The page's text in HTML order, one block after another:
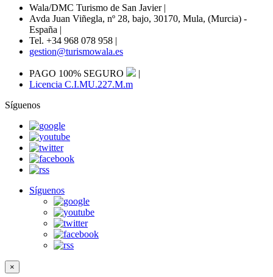
Wala/DMC Turismo de San Javier |
Avda Juan Viñegla, nº 28, bajo, 30170, Mula, (Murcia) -
España |
Tel. +34 968 078 958 |
gestion@turismowala.es
PAGO 100% SEGURO
|
Licencia C.I.MU.227.M.m
Síguenos
Síguenos
×